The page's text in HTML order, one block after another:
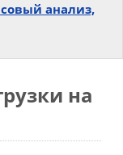
анализ,
на